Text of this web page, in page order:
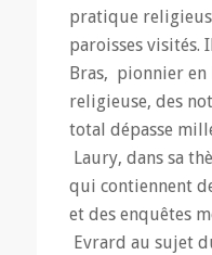
pratique
paroisses visités.
Bras, pionnier en
religieuse, des
total dépasse
Laury, dans sa
qui contiennent
et des enquêtes
Evrard au sujet